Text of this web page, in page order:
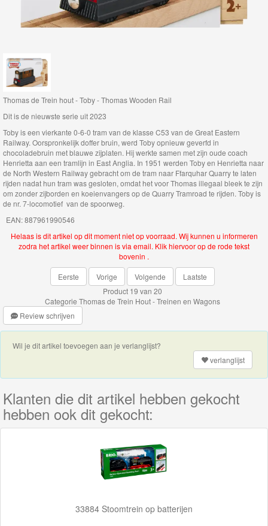
Trackmaster
Push
Thomas
de
trein
hout
Thomas
de
Trein
Hout
-
Treinen
Wagons
Thomas
Adventures
de
Trein
Accessoires
Thomas de Trein hout - Toby - Thomas Wooden Rail
Dit is de nieuwste serie uit 2023
Toby is een vierkante 0-6-0 tram van de klasse C53 van de Great Eastern
Railway. Oorspronkelijk doffer bruin, werd Toby opnieuw geverfd in
chocoladebruin met blauwe zijplaten. Hij werkte samen met zijn oude coach
Henrietta aan een tramlijn in East Anglia. In 1951 werden Toby en Henrietta naar
de North Western Railway gebracht om de tram naar Ffarquhar Quarry te laten
rijden nadat hun tram was gesloten, omdat het voor Thomas illegaal bleek te zijn
om zonder zijborden en koeienvangers op de Quarry Tramroad te rijden. Toby is
de nr. 7-locomotief van de spoorweg.
EAN: 887961990546
Helaas is dit artikel op dit moment niet op voorraad. Wij kunnen u informeren
zodra het artikel weer binnen is via email. Klik hiervoor op de rode tekst
bovenin .
Eerste
Vorige Volgende
Laatste
Product 19 van 20
Categorie Thomas de Trein Hout - Treinen en Wagons
Review schrijven
Wil je dit artikel toevoegen aan je verlanglijst?
verlanglijst
Klanten die dit artikel hebben gekocht
hebben ook dit gekocht:
33884 Stoomtrein op batterijen